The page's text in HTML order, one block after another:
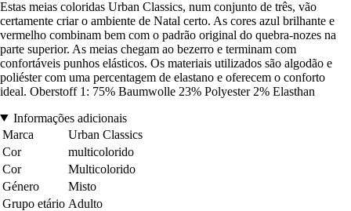
Estas meias coloridas Urban Classics, num conjunto de três, vão
certamente criar o ambiente de Natal certo. As cores azul brilhante e
vermelho combinam bem com o padrão original do quebra-nozes na
parte superior. As meias chegam ao bezerro e terminam com
confortáveis punhos elásticos. Os materiais utilizados são algodão e
poliéster com uma percentagem de elastano e oferecem o conforto
ideal. Oberstoff 1: 75% Baumwolle 23% Polyester 2% Elasthan
Informações adicionais
Marca
Urban Classics
Cor
multicolorido
Cor
Multicolorido
Género
Misto
Grupo etário Adulto